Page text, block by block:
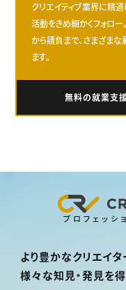
クリエイティブ業界に精
活動をきめ細かくフォロー
から請負まで、さまざま
ます。
無料の就業支
プロフェッ
より豊かなクリエイタ
様々な知見・発見を得